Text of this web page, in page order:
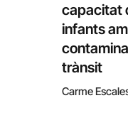
capacitat
infants
trànsit
Carme